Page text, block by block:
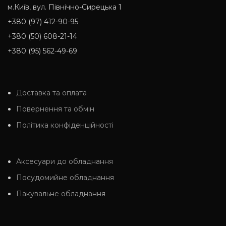
м.Київ, вул. Північно-Сирецька 1
+380 (97) 412-90-95
+380 (50) 608-21-14
+380 (95) 562-49-69
Доставка та оплата
Повернення та обмін
Політика конфіденційності
Аксесуари до обладнання
Посудомийне обладнання
Пакувальне обладнання